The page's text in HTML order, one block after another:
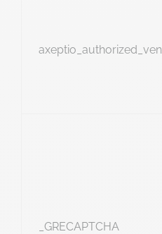
_GRECAPTCHA